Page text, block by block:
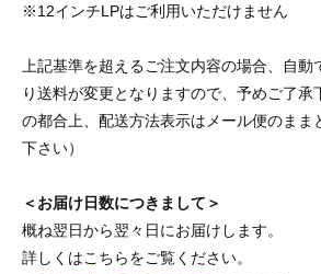
※12インチLPはご利用いただけません
上記基準を超えるご注文内容の場合、自
り送料が変更となりますので、予めご了
の都合上、配送方法表示はメール便のまま
下さい）
＜お届け日数につきまして＞
概ね翌日から翌々日にお届けします。
詳しくはこちらをご覧ください。